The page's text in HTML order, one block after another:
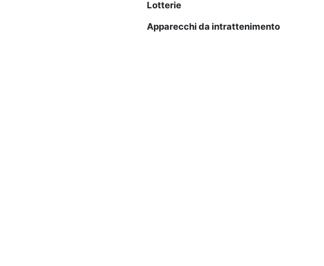
Lotterie
Apparecchi da intrattenimento